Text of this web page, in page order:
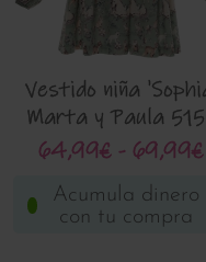
Vestido niña
Marta y Paula
64,99€ - 69,99€
Acumula dinero
con tu compra